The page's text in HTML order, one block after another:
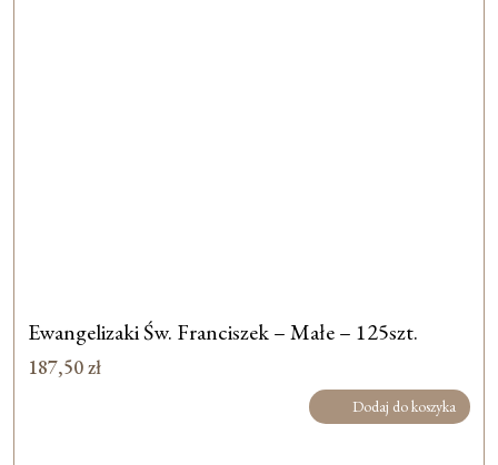
Ewangelizaki Św. Franciszek – Małe – 125szt.
187,50zł
Dodaj do koszyka